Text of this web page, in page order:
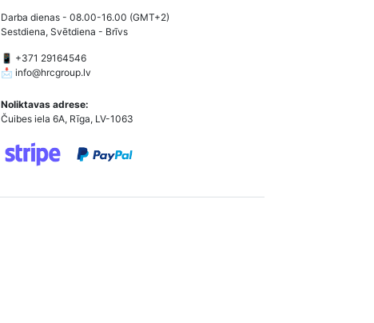
Darba dienas - 08.00-16.00 (GMT+2)
Sestdiena, Svētdiena - Brīvs
📱 +371 29164546
📩 info@hrcgroup.lv
Noliktavas adrese:
Čuibes iela 6A, Rīga, LV-1063